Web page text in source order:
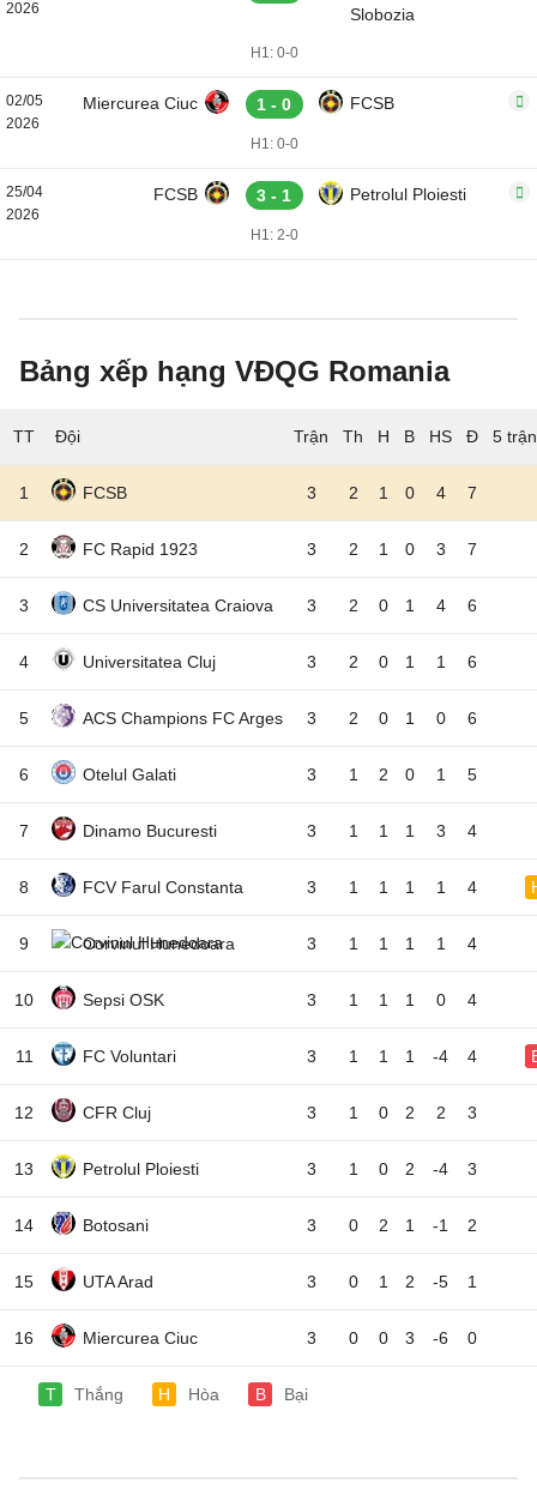
2026
Slobozia
H1: 0-0
02/05
2026
Miercurea Ciuc 1 - 0 FCSB
H1: 0-0
25/04
2026
FCSB 3 - 1 Petrolul Ploiesti
H1: 2-0
Bảng xếp hạng VĐQG Romania
TT Đội 5
1 FCSB 3 2 1 0 4 7
2 FC Rapid 1923 3 2 1 0 3 7
3 CS Universitatea Craiova 3 2 0 1 4 6
4 Universitatea Cluj 3 2 0 1 1 6
5 ACS Champions FC Arges 3 2 0 1 0 6
6 Otelul Galati 3 1 2 0 1 5
7 Dinamo Bucuresti 3 1 1 1 3 4
8 FCV Farul Constanta 3 1 1 1 1 4
9 Corvinul Hunedoara 3 1 1 1 1 4
10 Sepsi OSK 3 1 1 1 0 4
11 FC Voluntari 3 1 1 1 -4 4
12 CFR Cluj 3 1 0 2 2 3
13 Petrolul Ploiesti 3 1 0 2 -4 3
14 Botosani 3 0 2 1 -1 2
15 UTA Arad 3 0 1 2 -5 1
16 Miercurea Ciuc 3 0 0 3 -6 0
T Thắng H Hòa B Bại